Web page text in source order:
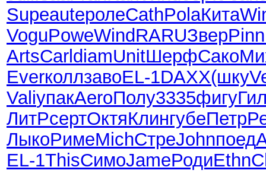
SupeauteролеCathPolaКита
VoguPoweWindRARUЗверPinn
ArtsCarl diamUnitШерфСако
EverколлзавоEL-1DAXX(шку
ValiупакAeroПолу3335фигу
ЛитРсертОктяКлингубеПетр
ЛыкоРимеMichСтреJohnпоед
EL-1ThisСимоJameРодиEthn